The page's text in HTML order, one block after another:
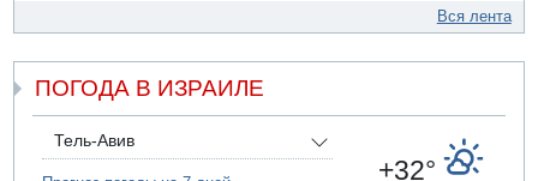
07.08.2026 20:43
07.08.2026 20:41
Ynet: "Хизбалла" запустила БПЛА со взрывчаткой по
07.08.2026 19:16
Вся лента
ПОГОДА В ИЗРАИЛЕ
Тель-Авив
+32°